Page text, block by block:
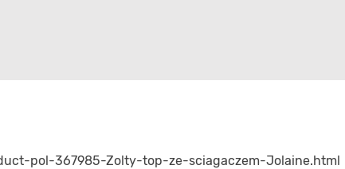
pol-367985-Zolty-top-ze-sciagaczem-Jolaine.html